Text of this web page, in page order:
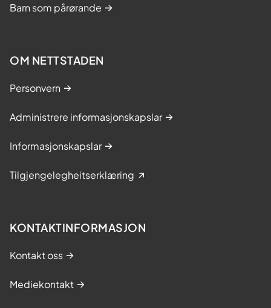
Barn som pårørande
OM NETTSTADEN
Personvern
Administrere informasjonskapslar
Informasjonskapslar
Tilgjengelegheitserklæring
KONTAKTINFORMASJON
Kontakt oss
Mediekontakt